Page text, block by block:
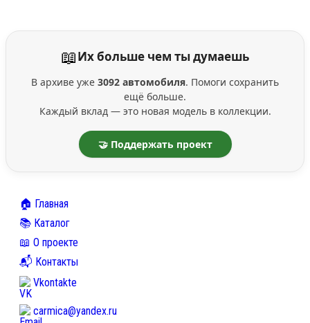
📖Их больше чем ты думаешь
В архиве уже 3092 автомобиля. Помоги сохранить
ещё больше.
Каждый вклад — это новая модель в коллекции.
🤝 Поддержать проект
🏠 Главная
📚 Каталог
📖 О проекте
📬 Контакты
Vkontakte
carmica@yandex.ru